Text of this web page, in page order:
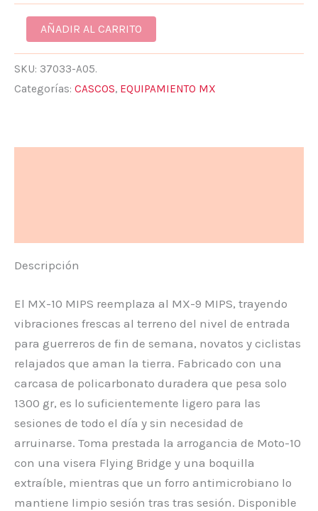
AÑADIR AL CARRITO
SKU: 37033-A05.
Categorías: CASCOS, EQUIPAMIENTO MX
Descripción
El MX-10 MIPS reemplaza al MX-9 MIPS, trayendo
vibraciones frescas al terreno del nivel de entrada
para guerreros de fin de semana, novatos y ciclistas
relajados que aman la tierra. Fabricado con una
carcasa de policarbonato duradera que pesa solo
1300 gr, es lo suficientemente ligero para las
sesiones de todo el día y sin necesidad de
arruinarse. Toma prestada la arrogancia de Moto-10
con una visera Flying Bridge y una boquilla
extraíble, mientras que un forro antimicrobiano lo
mantiene limpio sesión tras tras sesión. Disponible